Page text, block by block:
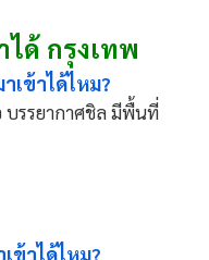
ได้ กรุงเทพ
เข้าได้ไหม?
รรยากาศชิล มีพื้นที่
ข้าได้ไหม?